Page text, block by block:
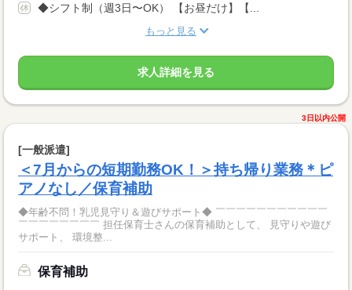
◆シフト制（週3日〜OK） 【お昼だけ】【...
もっと見る
求人詳細を見る
3日以内公開
[一般派遣]
＜7月からの短期勤務OK！＞持ち帰り業務＊ピ
アノなし／保育補助
◆年齢不問！乳児見守り＆遊びサポート◆ ￣￣￣￣￣￣￣￣￣￣￣
￣￣￣￣￣￣￣￣ 担任保育士さんの保育補助として、 見守りや遊び
サポート、 環境整...
保育補助